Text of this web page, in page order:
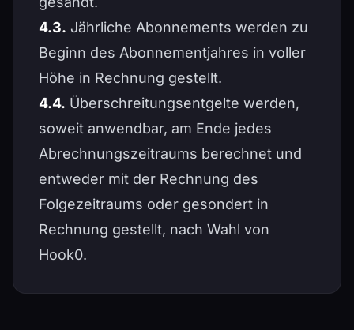
4.3. Jährliche Abonnements werden zu
Beginn des Abonnementjahres in voller
Höhe in Rechnung gestellt.
4.4. Überschreitungsentgelte werden,
soweit anwendbar, am Ende jedes
Abrechnungszeitraums berechnet und
entweder mit der Rechnung des
Folgezeitraums oder gesondert in
Rechnung gestellt, nach Wahl von
Hook0.